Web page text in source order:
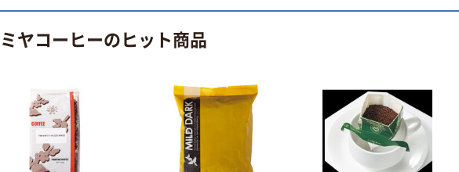
ヤコーヒーのヒット商品